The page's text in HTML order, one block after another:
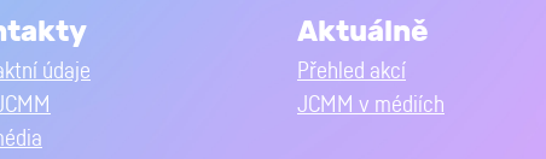
údaje
Aktuálně
Přehled akcí
JCMM v médiích